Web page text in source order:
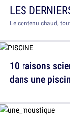
LES
Le contenu chaud,
10 raisons
dans une